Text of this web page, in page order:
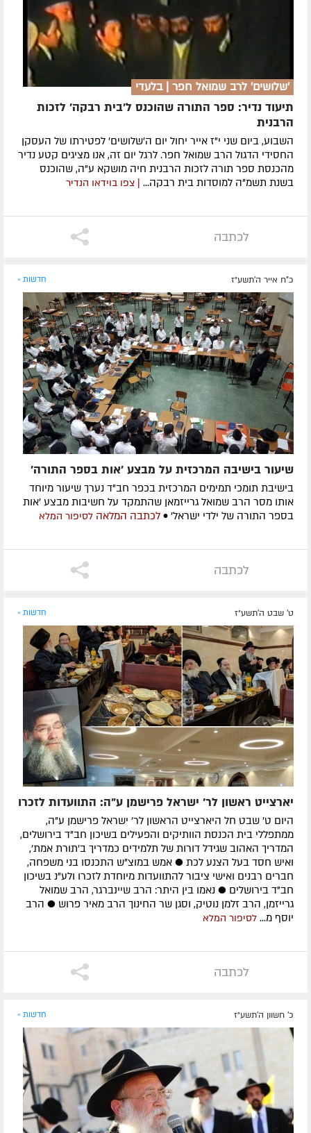
'שלושים' לרב שמואל חפר | בלעדי
תיעוד נדיר: ספר התורה שהוכנס ל'בית רבקה' לזכות
הרבנית
השבוע, ביום שני י"ז אייר יחול יום ה'שלושים' לפטירתו של העסקן
החסידי הדגול הרב שמואל חפר. לרגל יום זה, אנו מציגים קטע נדיר
מהכנסת ספר תורה לזכות הרבנית חיה מושקא ע"ה, שהוכנס
בשנת תשמ"ה למוסדות בית רבקה... | צפו בוידאו הנדיר
לכתבה
כ"ח אייר ה׳תשע״ז חדשות »
שיעור בישיבה המרכזית על מבצע 'אות בספר התורה'
בישיבת תומכי תמימים המרכזית בכפר חב"ד נערך שיעור מיוחד
אותו מסר הרב שמואל גרייזמאן שהתמקד על חשיבות מבצע 'אות
בספר התורה של ילדי ישראל' • לכתבה המלאה לסיפור המלא
לכתבה
ט' שבט ה׳תשע״ז חדשות »
יארצייט ראשון לר' ישראל פרישמן ע"ה: התוועדות לזכרו
היום ט' שבט חל היארצייט הראשון לר' ישראל פרישמן ע"ה,
ממתפללי בית הכנסת הוותיקים והפעילים בשיכון חב"ד בירושלים,
המדריך האהוב שגידל דורות של תלמידים כמדריך ב'תורת אמת',
ואיש חסד בעל הצנע לכת ● אמש במוצ"ש התכנסו בני משפחה,
חברים רבנים ואישי ציבור להתוועדות מיוחדת לזכרו ולע"נ בשיכון
חב"ד בירושלים ● נאמו בין היתר: הרב שיינברגר, הרב שמואל
גרייזמן, הרב זלמן נוטיק, וסגן שר החינוך הרב מאיר פרוש ● הרב
יוסף מ... לסיפור המלא
לכתבה
כ' חשוון ה׳תשע״ז חדשות »